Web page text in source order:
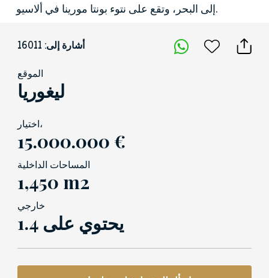
إلى البحر، وتقع على نتوء بونتا مورينا في ألاسيو.
أشارة إلى: 16011
الموقع
ليغوريا
اختيار،
15.000.000 €
المساحات الداخلية
1,450 m2
خارجي
1.4 يحتوي على